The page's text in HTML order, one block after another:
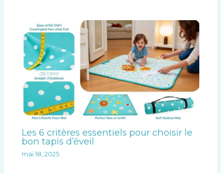
Les 6 critères essentiels pour choisir le
bon tapis d’éveil
mai 18, 2025